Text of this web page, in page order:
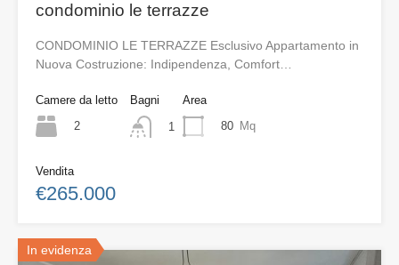
condominio le terrazze
CONDOMINIO LE TERRAZZE Esclusivo Appartamento in
Nuova Costruzione: Indipendenza, Comfort…
Camere da letto
2
Bagni
1
Area
80 Mq
Vendita
€265.000
In evidenza